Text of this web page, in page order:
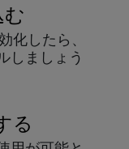
化したら、
しま しょう
る